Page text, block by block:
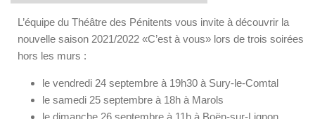
L’équipe du Théâtre des Pénitents vous invite à découvrir la
nouvelle saison 2021/2022 «C’est à vous» lors de trois soirées
hors les murs :
le vendredi 24 septembre à 19h30 à Sury-le-Comtal
le samedi 25 septembre à 18h à Marols
le dimanche 26 septembre à 11h à Boën-sur-Lignon